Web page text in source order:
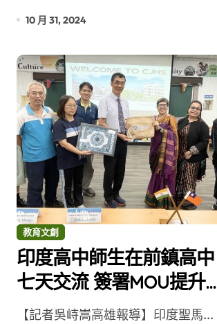
10 月 31, 2024
教育文創
印度高中師生在前鎮高中
七天交流 簽署MOU提升兩
校國際接軌
【記者吳峙嵩高雄報導】印度聖馬...